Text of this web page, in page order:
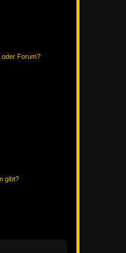
oder Forum?
gibt?